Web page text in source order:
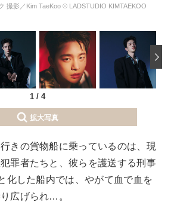
撮影／Kim TaeKoo © LADSTUDIO KIMTAEKOO
1 / 4
拡大写真
きの貨物船に乗っているのは、現
罪者たちと、彼らを護送する刑事
化した船内では、やがて血で血を
広げられ…。